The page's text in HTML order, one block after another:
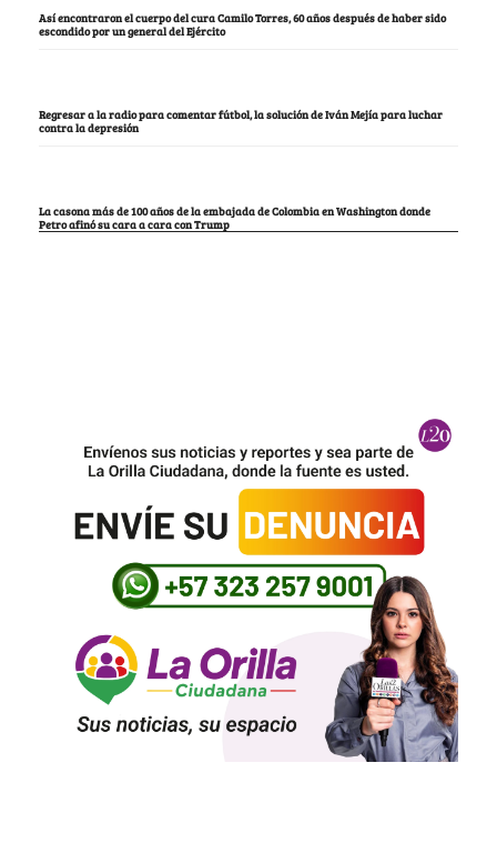
Así encontraron el cuerpo del cura Camilo Torres, 60 años después de haber sido
escondido por un general del Ejército
Regresar a la radio para comentar fútbol, la solución de Iván Mejía para luchar
contra la depresión
La casona más de 100 años de la embajada de Colombia en Washington donde
Petro afinó su cara a cara con Trump